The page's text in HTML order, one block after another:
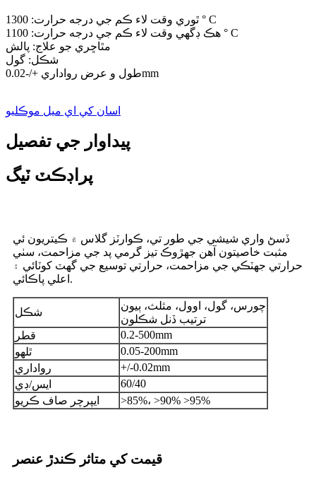
ٿوري وقت لاء ڪم جي درجه حرارت: 1300 ° C
هڪ ڊگهي وقت لاء ڪم جي درجه حرارت: 1100 ° C
مٿاڇري جو علاج: پالش
شڪل: گول
طول و عرض رواداري +/-0.02mm
اسان کي اي ميل موڪليو
پيداوار جي تفصيل
پراڊڪٽ ٽيگ
ڏسڻ واري شيشي جي طور تي، ڪوارٽز گلاس ۾ ڪيتريون ئي
مثبت خاصيتون آهن جهڙوڪ تيز گرمي پد جي مزاحمت، سٺي
حرارتي جھٽڪي جي مزاحمت، حرارتي توسيع جي گھٽ کوٽائي ۽
اعلي پاڪائي.
شڪل
چورس، گول، اوول، مثلث، ٻيون
ترتيب ڏنل شڪلون
قطر
0.2-500mm
ٿلهو
0.05-200mm
رواداري
+/-0.02mm
ايس/ڊي
60/40
ايپرچر صاف ڪريو
>85%، >90% >95%
قيمت کي متاثر ڪندڙ عنصر